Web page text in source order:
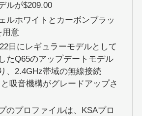
ルが$209.00
ルホワイトとカーボンブラッ
用意
日にレギュラーモデルとして
たQ65のアップデートモデル
、2.4GHz帯域の無線接続
と吸音機構がグレードアップさ
のプロファイルは、KSAプロ